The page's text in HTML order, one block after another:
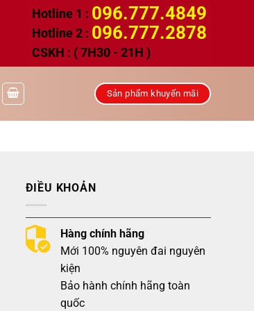
Hotline 1 : 096.777.4849
Hotline 2 : 096.777.2878
CSKH : ( 7H30 - 21H )
Sản phẩm khuyến mãi
ĐIỀU KHOẢN
Hàng chính hãng
Mới 100% nguyên đai nguyên
kiện
Bảo hành chính hãng toàn
quốc